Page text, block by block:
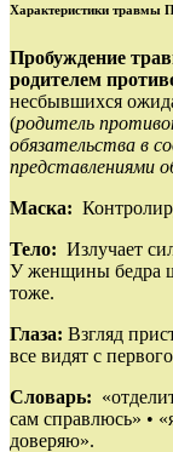
Характеристики
Пробуждение
родителем
несбывшихся
(родитель
обязательства в
представлениями
Маска:
Тело: Излучает
У женщины бедра
тоже.
Глаза: Взгляд
все видят с
Словарь:
сам справлюсь» •
доверяю».